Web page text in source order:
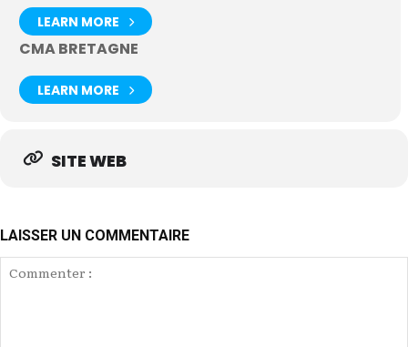
LEARN MORE
CMA BRETAGNE
LEARN MORE
SITE WEB
LAISSER UN COMMENTAIRE